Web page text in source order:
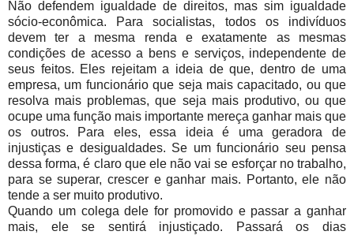
Não defendem igualdade de direitos, mas sim igualdade
sócio-econômica. Para socialistas, todos os indivíduos
devem ter a mesma renda e exatamente as mesmas
condições de acesso a bens e serviços, independente de
seus feitos. Eles rejeitam a ideia de que, dentro de uma
empresa, um funcionário que seja mais capacitado, ou que
resolva mais problemas, que seja mais produtivo, ou que
ocupe uma função mais importante mereça ganhar mais que
os outros. Para eles, essa ideia é uma geradora de
injustiças e desigualdades. Se um funcionário seu pensa
dessa forma, é claro que ele não vai se esforçar no trabalho,
para se superar, crescer e ganhar mais. Portanto, ele não
tende a ser muito produtivo.
Quando um colega dele for promovido e passar a ganhar
mais, ele se sentirá injustiçado. Passará os dias